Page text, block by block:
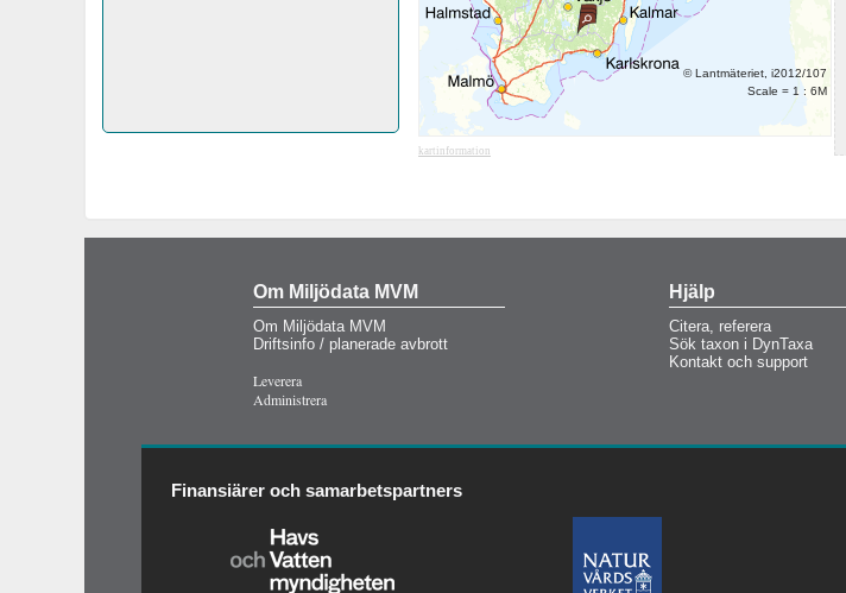
Scale = 1 : 6M
© Lantmäteriet, i2012/107
kartinformation
Om Miljödata MVM
Om Miljödata MVM
Driftsinfo / planerade avbrott
Leverera
Administrera
Hjälp
Citera, referera
Sök taxon i DynTaxa
Kontakt och support
Finansiärer och samarbetspartners